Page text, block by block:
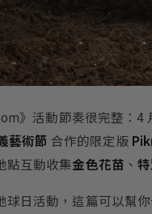
》活動節奏很完整：4
藝術節 合作的限定版
點互動收集金色花苗 、
球日活動，這篇可以幫